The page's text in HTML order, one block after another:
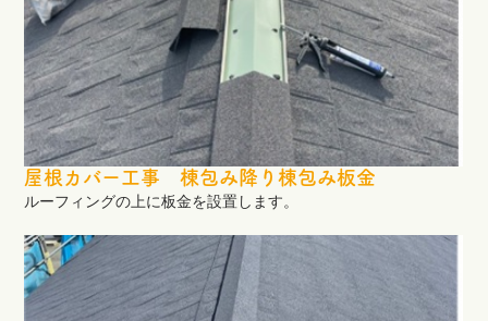
屋根カバー工事 棟包み降り棟包み板金
ルーフィングの上に板金を設置します。